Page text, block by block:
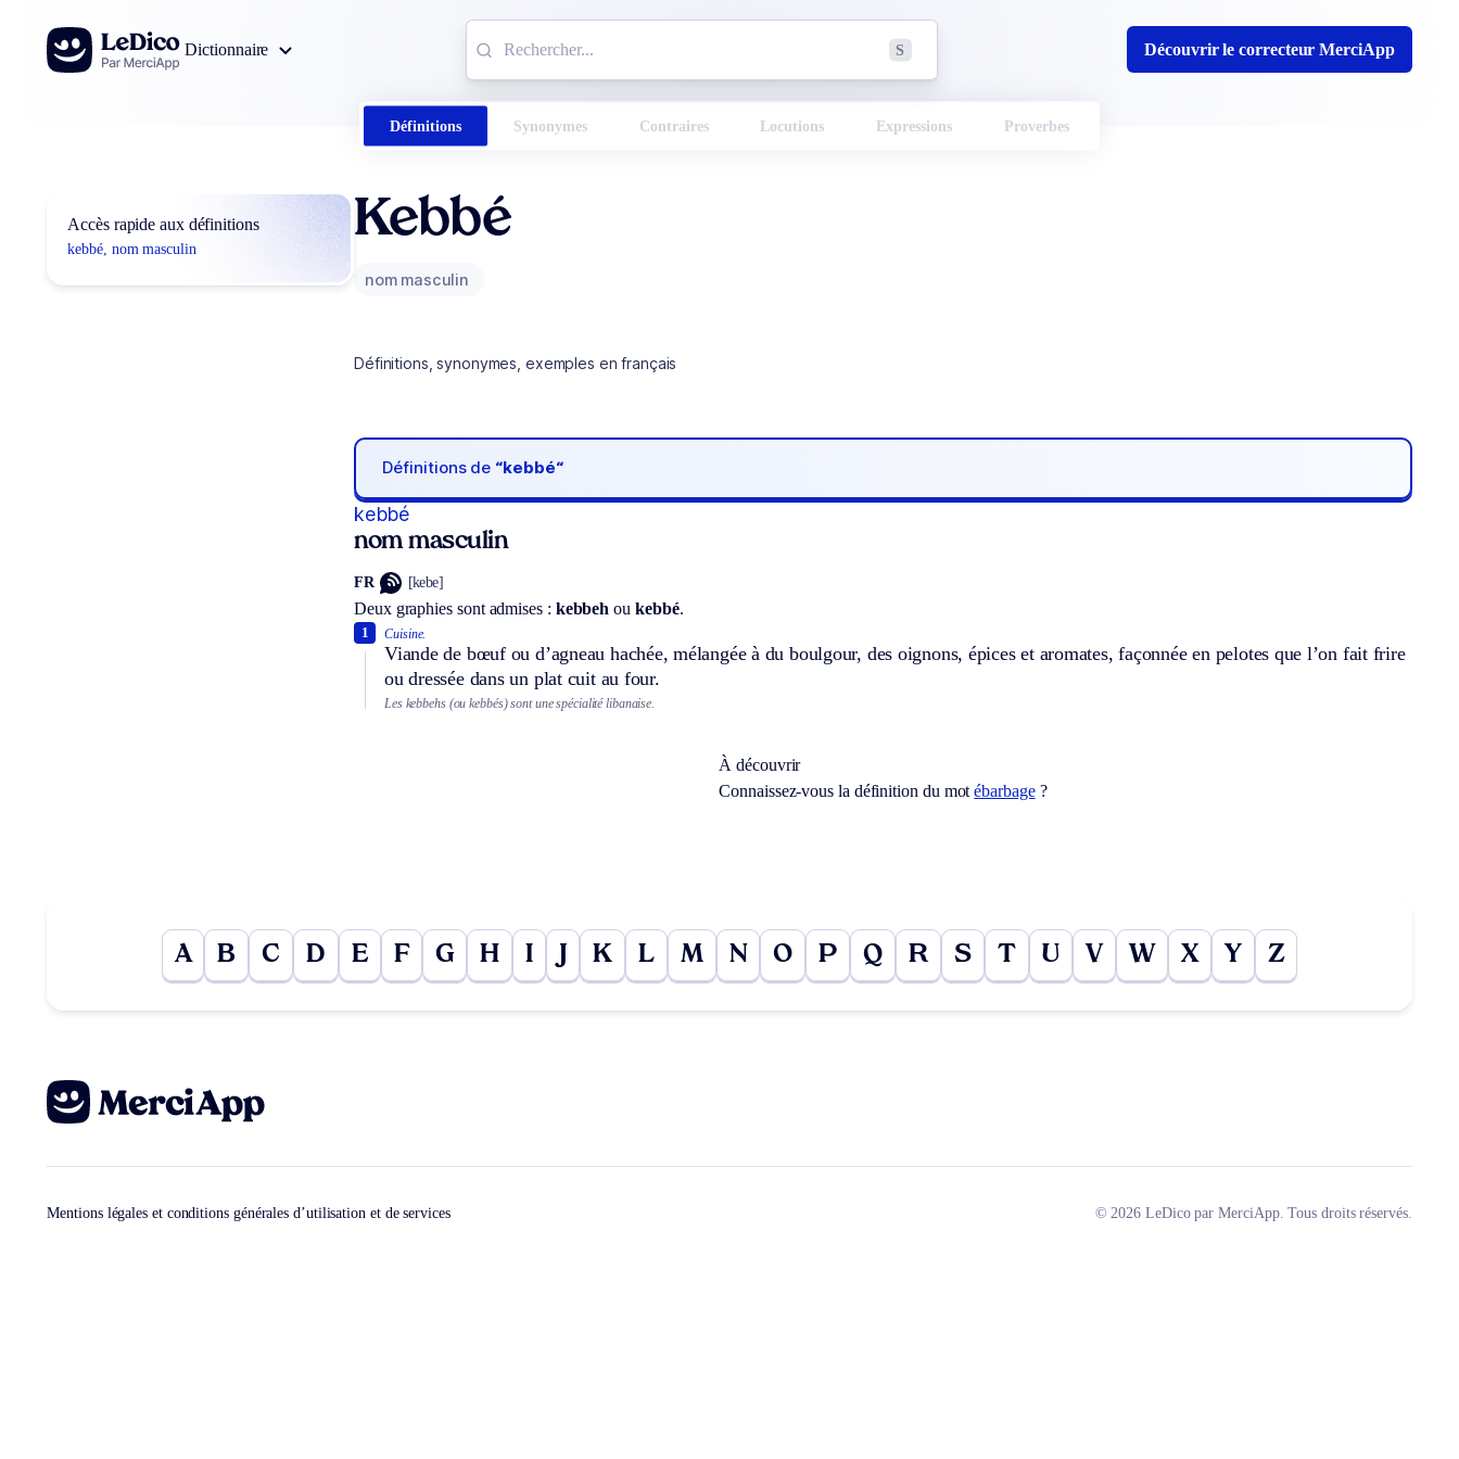
Aller au contenu
Dictionnaire
S Découvrir le correcteur MerciApp
Définitions Synonymes Contraires Locutions Expressions Proverbes
Accès rapide aux définitions
kebbé, nom masculin
Kebbé
nom masculin
Définitions, synonymes, exemples en français
Définitions de “kebbé“
kebbé
nom masculin
FR [kebe]
Deux graphies sont admises : kebbeh ou kebbé.
Cuisine.
Viande de bœuf ou d’agneau hachée, mélangée à du boulgour, des oignons, épices et aromates, façonnée en pelotes que l’on fait frire
ou dressée dans un plat cuit au four.
1
Les kebbehs (ou kebbés) sont une spécialité libanaise.
À découvrir
Connaissez-vous la définition du motébarbage?
A B C D E F G H I J K L M N O P Q R S T U V W X Y Z
Mentions légales et conditions générales d’utilisation et de services © 2026 LeDico par MerciApp. Tous droits réservés.